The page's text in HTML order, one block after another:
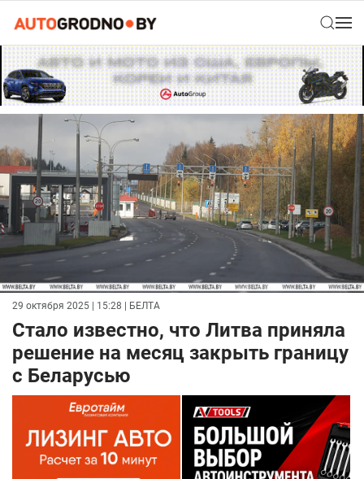
29 октября 2025 | 15:28 | БЕЛТА
Стало известно, что Литва приняла
решение на месяц закрыть границу
с Беларусью